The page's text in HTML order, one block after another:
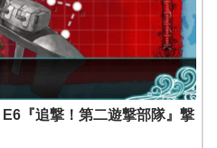
E6『追撃！第二遊撃部隊』撃